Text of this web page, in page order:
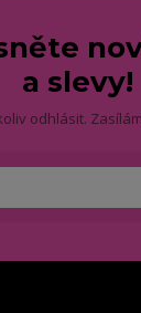
a slevy!
odhlásit.